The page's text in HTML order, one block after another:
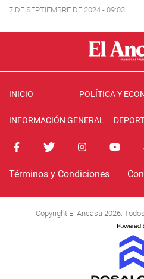
7 DE SEPTIEMBRE DE 2024 - 09:03
INICIO POLÍTICA Y
INFORMACIÓN GENERAL
Términos y Condiciones
Copyright El Ancasti 2026.